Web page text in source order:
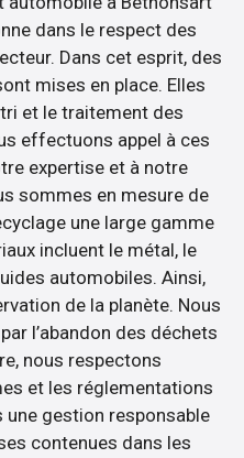
dans le respect des
Dans cet esprit, des
mises en place. Elles
et le traitement des
effectuons appel à ces
expertise et à notre
sommes en mesure de
une large gamme
incluent le métal, le
automobiles. Ainsi,
de la planète. Nous
l’abandon des déchets
nous respectons
et les réglementations
une gestion responsable
contenues dans les